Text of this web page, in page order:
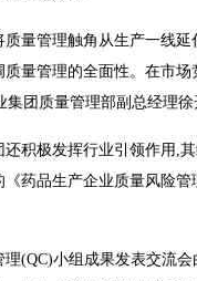
量管理触角从生产一线
量管理的全面性。在市
团质量管理部副总经理徐
积极发挥行业引领作用,
药品生产企业质量风险
(QC)小组成果发表交流